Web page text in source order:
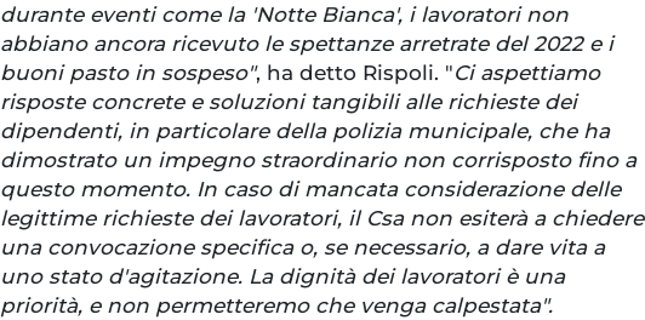
durante eventi come la 'Notte Bianca', i lavoratori non
abbiano ancora ricevuto le spettanze arretrate del 2022 e i
buoni pasto in sospeso", ha detto Rispoli. "Ci aspettiamo
risposte concrete e soluzioni tangibili alle richieste dei
dipendenti, in particolare della polizia municipale, che ha
dimostrato un impegno straordinario non corrisposto fino a
questo momento. In caso di mancata considerazione delle
legittime richieste dei lavoratori, il Csa non esiterà a chiedere
una convocazione specifica o, se necessario, a dare vita a
uno stato d'agitazione. La dignità dei lavoratori è una
priorità, e non permetteremo che venga calpestata".